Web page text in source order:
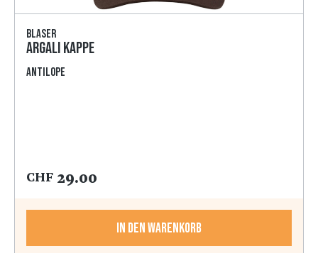
Blaser
Argali Kappe
antilope
CHF 29.00
In den Warenkorb